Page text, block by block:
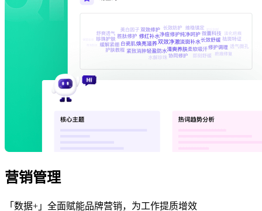
营销管理
「数据+」全面赋能品牌营销，为工作提质增效